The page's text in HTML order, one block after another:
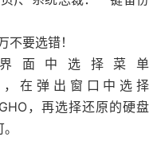
要选错！
面中选择菜单
，在弹出窗口中选择
，再选择还原的硬盘